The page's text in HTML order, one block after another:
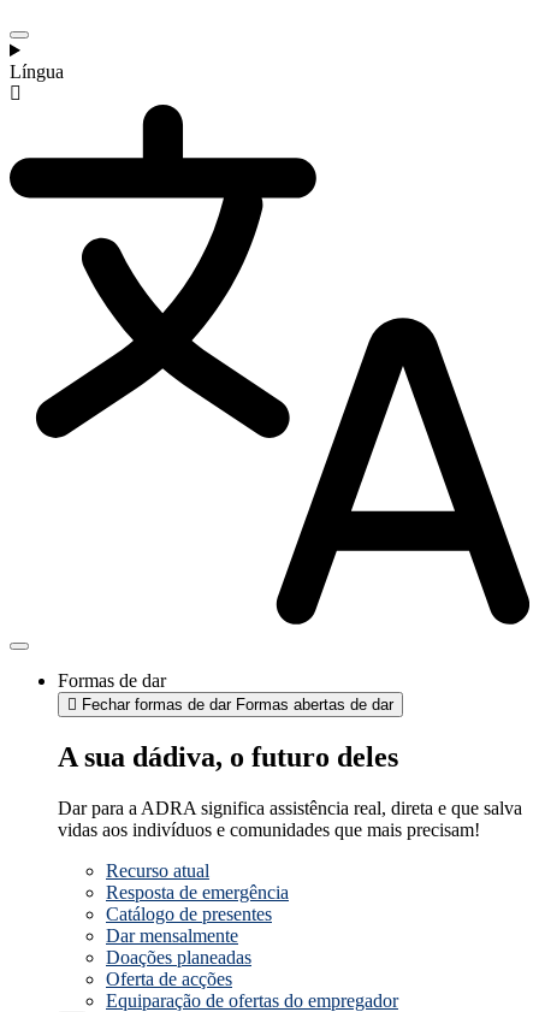
Língua
Formas de dar
Fechar formas de dar Formas abertas de dar
A sua dádiva, o futuro deles
Dar para a ADRA significa assistência real, direta e que salva
vidas aos indivíduos e comunidades que mais precisam!
Recurso atual
Resposta de emergência
Catálogo de presentes
Dar mensalmente
Doações planeadas
Oferta de acções
Equiparação de ofertas do empregador